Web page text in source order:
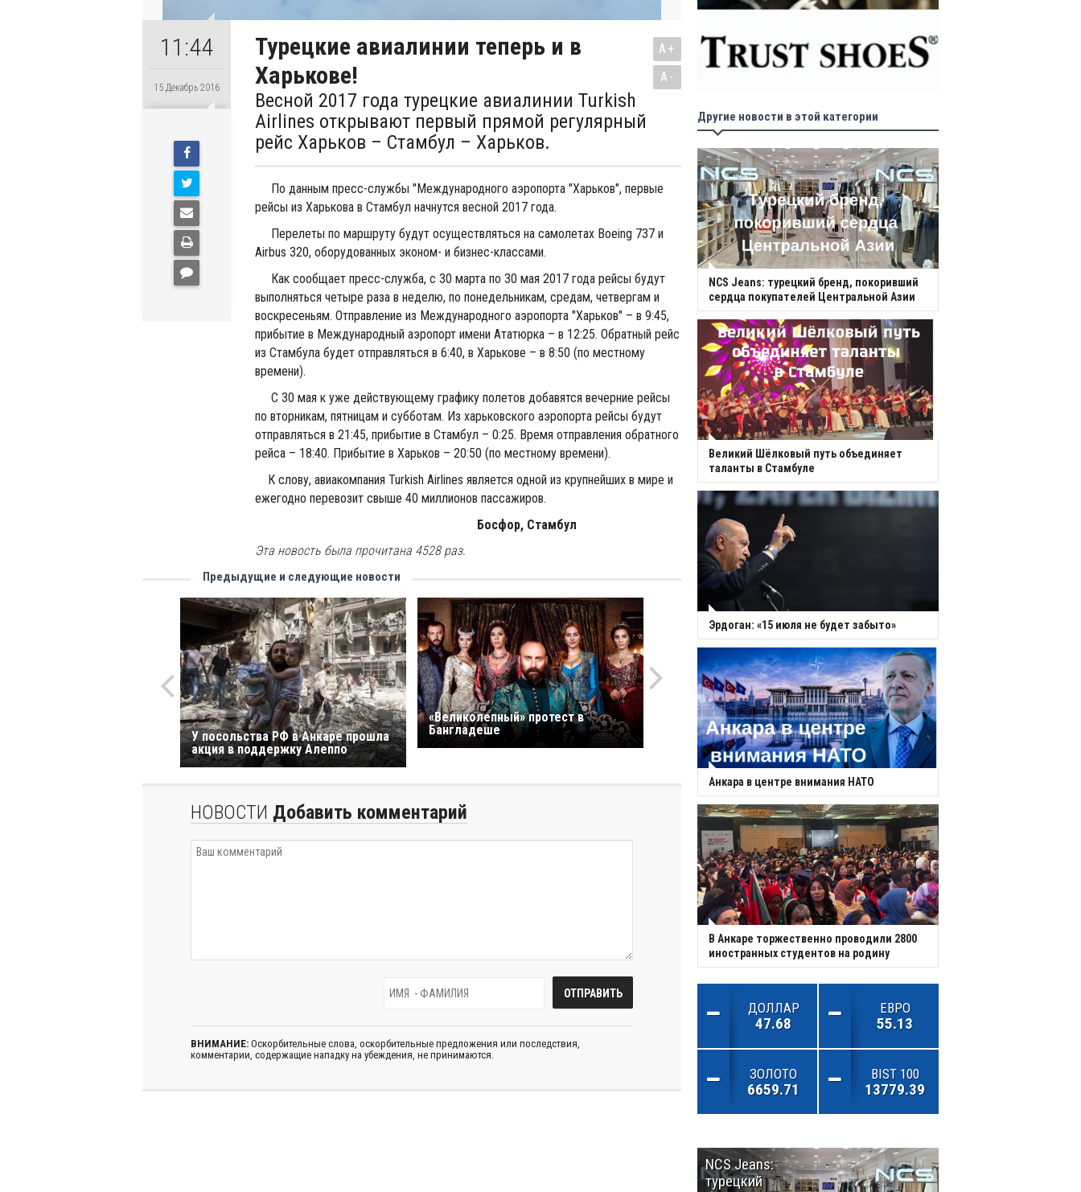
11:44
15 Декабрь 2016
Турецкие авиалинии теперь и в
Харькове!
Весной 2017 года турецкие авиалинии Turkish
Airlines открывают первый прямой регулярный
рейс Харьков – Стамбул – Харьков.
A+
A-
По данным пресс-службы "Международного аэропорта ​"Харьков", первые
рейсы из Харькова в Стамбул начнутся весной 2017 года.
Перелеты по маршруту будут осуществляться на самолетах Boеing 737 и
Airbus 320, оборудованных эконом- и бизнес-классами.
Как сообщает пресс-служба, с 30 марта по 30 мая 2017 года рейсы будут
выполняться четыре раза в неделю, по понедельникам, средам, четвергам и
воскресеньям. Отправление из Международного аэропорта "Харьков" – в 9:45,
прибытие в Международный аэропорт имени Ататюрка – в 12:25. Обратный рейс
из Стамбула будет отправляться в 6:40, в Харькове – в 8:50 (по местному
времени).
С 30 мая к уже действующему графику полетов добавятся вечерние рейсы
по вторникам, пятницам и субботам. Из харьковского аэропорта рейсы будут
отправляться в 21:45, прибытие в Стамбул – 0:25. Время отправления обратного
рейса – 18:40. Прибытие в Харьков – 20:50 (по местному времени).
К слову, авиакомпания Turkish Airlines является одной из крупнейших в мире и
ежегодно перевозит свыше 40 миллионов пассажиров.
Босфор, Стамбул
Эта новость была прочитана 4528 раз.
Предыдущие и следующие новости
У посольства РФ в Анкаре прошла
акция в поддержку Алеппо
«Великолепный» протест в
Бангладеше
НОВОСТИ Добавить комментарий
ВНИМАНИЕ: Оскорбительные слова, оскорбительные предложения или последствия,
комментарии, содержащие нападку на убеждения, не принимаются.
Другие новости в этой категории
NCS Jeans: турецкий бренд, покоривший
сердца покупателей Центральной Азии
Великий Шёлковый путь объединяет
таланты в Стамбуле
Эрдоган: «15 июля не будет забыто»
Анкара в центре внимания НАТО
В Анкаре торжественно проводили 2800
иностранных студентов на родину
ДОЛЛАР
47.68
ЕВРО
55.13
ЗОЛОТО
6659.71
BIST 100
13779.39
NCS Jeans:
турецкий